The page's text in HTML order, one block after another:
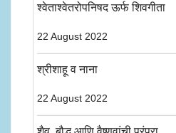
श्वेताश्वेतरोपनिषद ऊर्फ शिवगीता
22 August 2022
श्रीशाहू व नाना
22 August 2022